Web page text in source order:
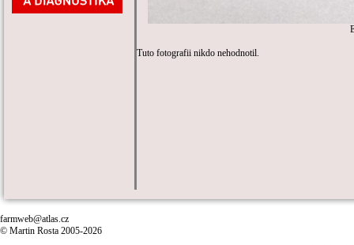
Tuto fotografii nikdo nehodnotil.
farmweb@atlas.cz
© Martin Rosta 2005-2026